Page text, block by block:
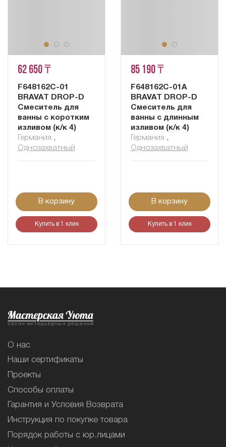
62 650 ₸
F648162C-01
BRAVAT DROP-D
Смеситель для
ванны с коротким
изливом (к/к 4)
Германия ,
Однозахватный
В корзину
Купить в 1 клик
85 190 ₸
F648162C-01A
BRAVAT DROP-D
Смеситель для
ванны с длинным
изливом (к/к 4)
Германия ,
Однозахватный
В корзину
Купить в 1 клик
О нас
Наши сертификаты
Проекты
Способы оплаты
Гарантия и Условия Возврата
Инструкция по покупке товара
Порядок работы с юр.лицами